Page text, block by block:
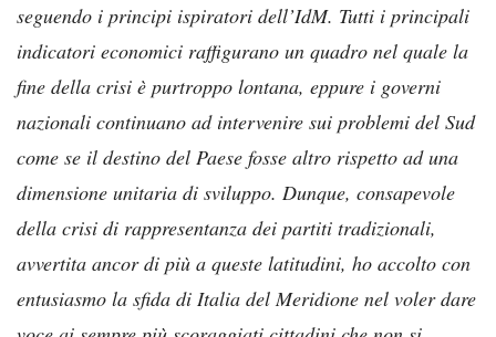
seguendo i principi ispiratori dell’IdM. Tutti i principali
indicatori economici raffigurano un quadro nel quale la
fine della crisi è purtroppo lontana, eppure i governi
nazionali continuano ad intervenire sui problemi del Sud
come se il destino del Paese fosse altro rispetto ad una
dimensione unitaria di sviluppo. Dunque, consapevole
della crisi di rappresentanza dei partiti tradizionali,
avvertita ancor di più a queste latitudini, ho accolto con
entusiasmo la sfida di Italia del Meridione nel voler dare